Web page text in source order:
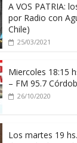
A VOS PATRIA:
por Radio con
Chile)
25/03/2021
Miercoles 18:15
– FM 95.7
26/10/2020
Los martes 19